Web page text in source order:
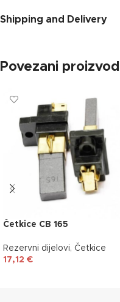
Shipping and Delivery
Povezani
Četkice CB 165
Rezervni dijelovi, Četkice
17,12 €